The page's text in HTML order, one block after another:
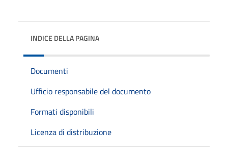
INDICE DELLA PAGINA
Documenti
Ufficio responsabile del documento
Formati disponibili
Licenza di distribuzione